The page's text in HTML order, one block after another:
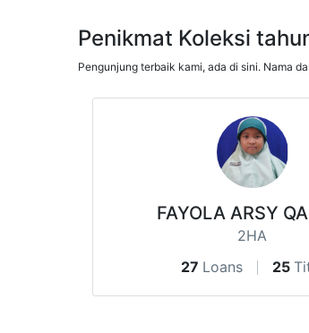
Penikmat Koleksi
Pengunjung terbaik kami, ada di sini. Nama
FAYOLA ARSY
2HA
27 Loans 25